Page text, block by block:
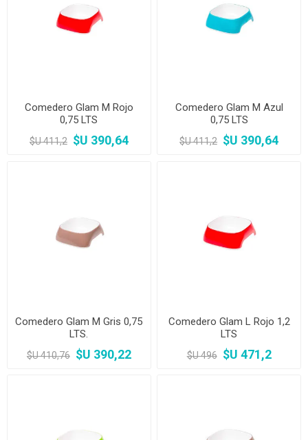
Comedero Glam M Rojo
0,75 LTS
$U 411,2 $U 390,64
Comedero Glam M Azul
0,75 LTS
$U 411,2 $U 390,64
Comedero Glam M Gris 0,75
LTS.
$U 410,76 $U 390,22
Comedero Glam L Rojo 1,2
LTS
$U 496 $U 471,2